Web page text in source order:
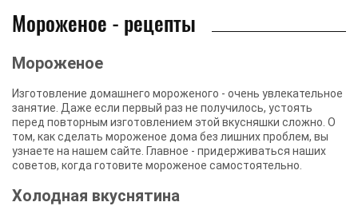
Мороженое - рецепты
Мороженое
Изготовление домашнего мороженого - очень увлекательное
занятие. Даже если первый раз не получилось, устоять
перед повторным изготовлением этой вкусняшки сложно. О
том, как сделать мороженое дома без лишних проблем, вы
узнаете на нашем сайте. Главное - придерживаться наших
советов, когда готовите мороженое самостоятельно.
Холодная вкуснятина